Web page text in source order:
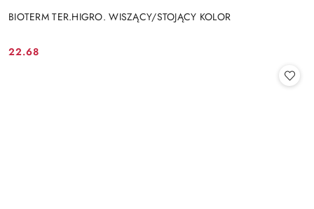
BIOTERM TER.HIGRO. WISZĄCY/STOJĄCY KOLOR
Cena:
22.68